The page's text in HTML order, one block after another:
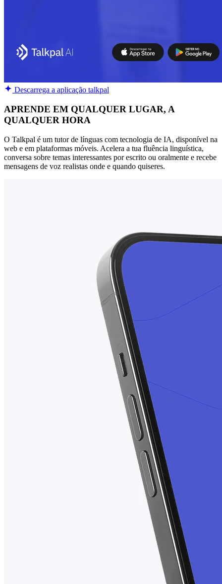
Descarrega a aplicação talkpal
APRENDE EM QUALQUER LUGAR, A
QUALQUER HORA
O Talkpal é um tutor de línguas com tecnologia de IA, disponível na
web e em plataformas móveis. Acelera a tua fluência linguística,
conversa sobre temas interessantes por escrito ou oralmente e recebe
mensagens de voz realistas onde e quando quiseres.